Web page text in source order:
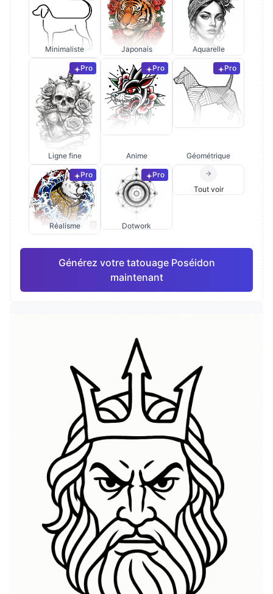
Minimaliste Japonais Aquarelle
Pro
Ligne fine
Pro
Anime
Pro
Géométrique
Pro
Réalisme
Pro
Dotwork
Tout voir
Générez votre tatouage Poséidon
maintenant